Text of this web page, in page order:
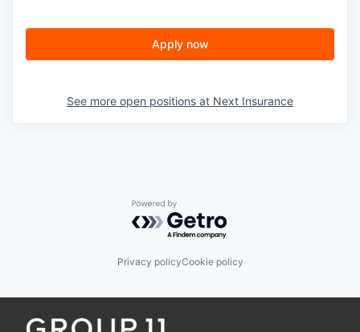
Apply now
See more open positions at Next Insurance
Powered by Getro.com
Privacy policyCookie policy